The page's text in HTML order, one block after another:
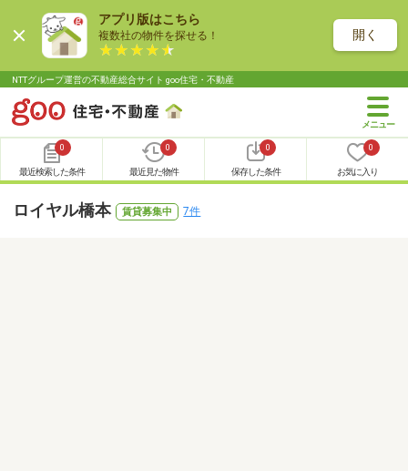
アプリ版はこちら
複数社の物件を探せる！ 開く
NTTグループ運営の不動産総合サイト goo住宅・不動産
0
最近検索した条件
0
最近見た物件
0
保存した条件
0
お気に入り
ロイヤル橋本 賃貸募集中 7件